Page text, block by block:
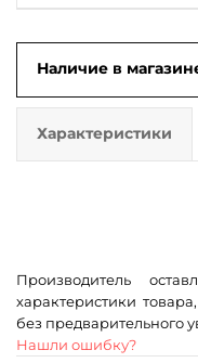
Наличие в
Характеристики
Производитель
характеристики
без предварительного
Нашли ошибку?